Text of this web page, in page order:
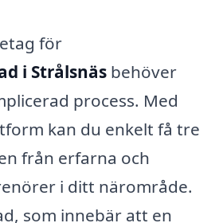
för
i Strålsnäs behöver
process. Med
kan du enkelt få tre
från erfarna och
i ditt närområde.
som innebär att en